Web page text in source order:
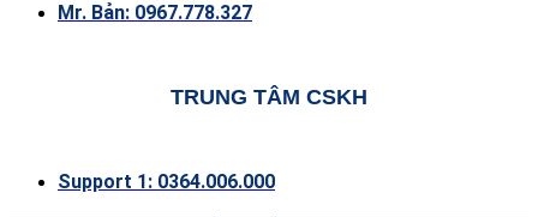
Mr. Bản: 0967.778.327
TRUNG TÂM CSKH
Support 1: 0364.006.000